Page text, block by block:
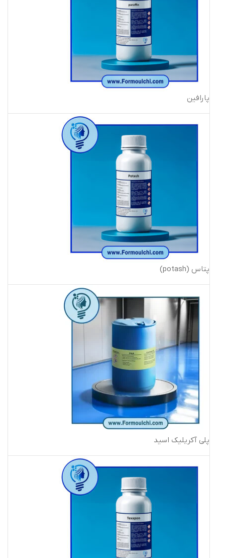
پارافین
پتاس (potash)
پلی آکریلیک اسید